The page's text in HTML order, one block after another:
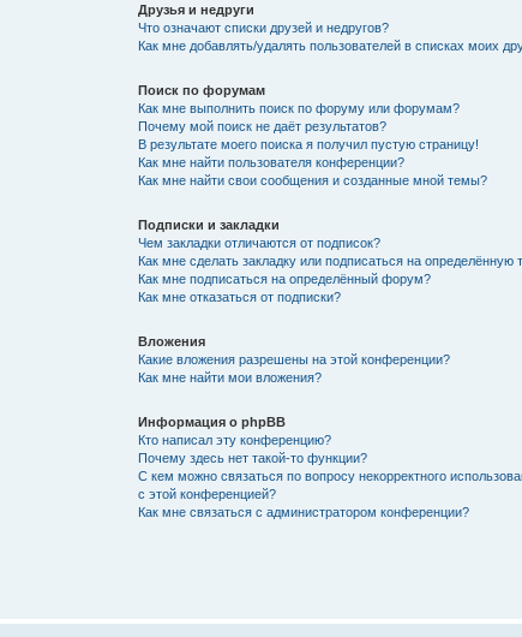
Друзья и недруги
Что означают списки друзей и недругов?
Как мне добавлять/удалять пользователей в списках моих
Поиск по форумам
Как мне выполнить поиск по форуму или форумам?
Почему мой поиск не даёт результатов?
В результате моего поиска я получил пустую страницу!
Как мне найти пользователя конференции?
Как мне найти свои сообщения и созданные мной темы?
Подписки и закладки
Чем закладки отличаются от подписок?
Как мне сделать закладку или подписаться на определённую
Как мне подписаться на определённый форум?
Как мне отказаться от подписки?
Вложения
Какие вложения разрешены на этой конференции?
Как мне найти мои вложения?
Информация о phpBB
Кто написал эту конференцию?
Почему здесь нет такой-то функции?
С кем можно связаться по вопросу некорректного
с этой конференцией?
Как мне связаться с администратором конференции?